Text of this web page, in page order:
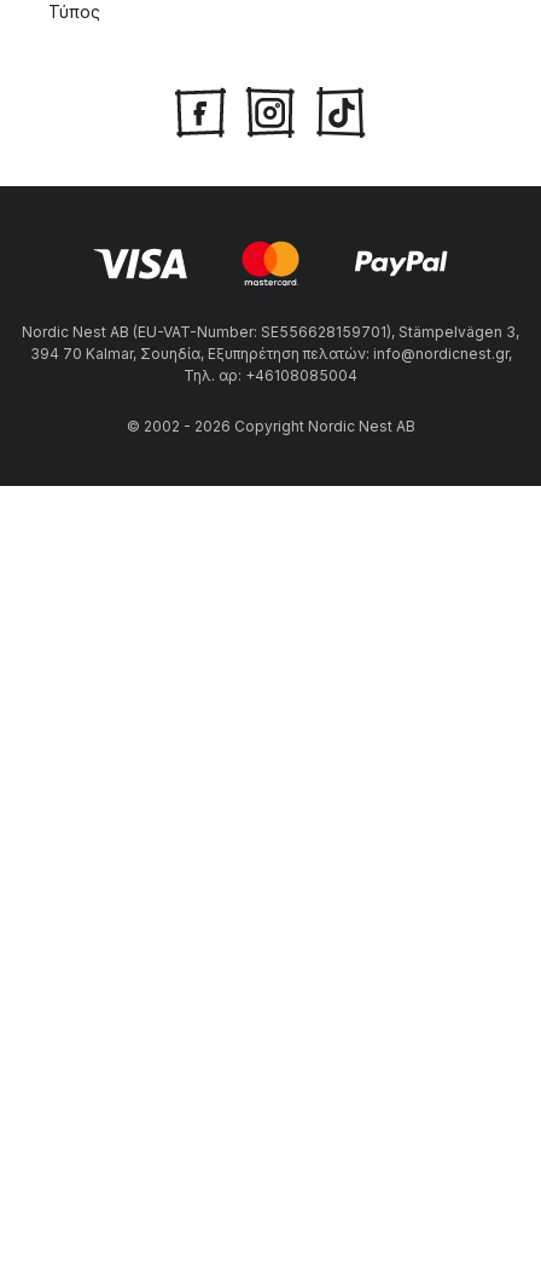
Τύπος
Nordic Nest AB (EU-VAT-Number: SE556628159701), Stämpelvägen 3,
394 70 Kalmar, Σουηδία, Εξυπηρέτηση πελατών: info@nordicnest.gr,
Τηλ. αρ: +46108085004
© 2002 - 2026 Copyright Nordic Nest AB